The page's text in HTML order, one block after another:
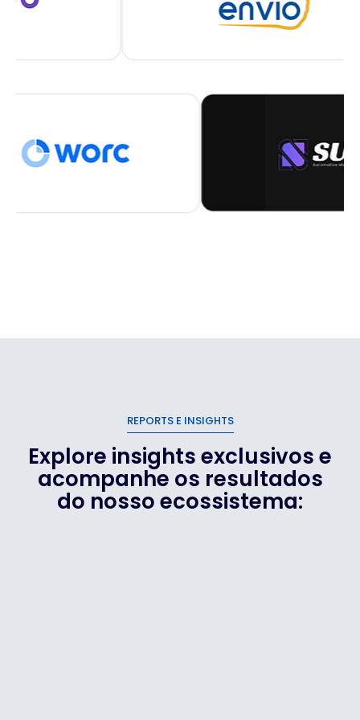
REPORTS E INSIGHTS
Explore insights exclusivos e
acompanhe os resultados
do nosso ecossistema: